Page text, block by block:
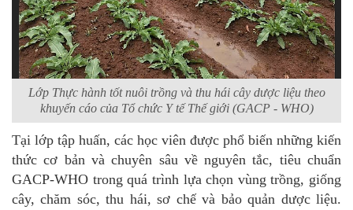
Lớp Thực hành tốt nuôi trồng và thu hái cây dược liệu theo
khuyến cáo của Tổ chức Y tế Thế giới (GACP - WHO)
Tại lớp tập huấn, các học viên được phổ biến những kiến
thức cơ bản và chuyên sâu về nguyên tắc, tiêu chuẩn
GACP-WHO trong quá trình lựa chọn vùng trồng, giống
cây, chăm sóc, thu hái, sơ chế và bảo quản dược liệu.